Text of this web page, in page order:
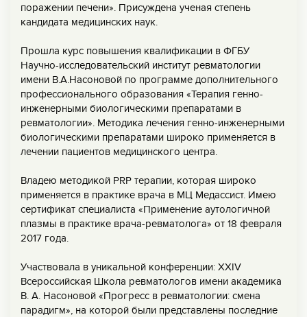
поражении печени». Присуждена ученая степень
кандидата медицинских наук.
Прошла курс повышения квалификации в ФГБУ
Научно-исследовательский институт ревматологии
имени В.А.Насоновой по программе дополнительного
профессионального образования «Терапия генно-
инженерными биологическими препаратами в
ревматологии». Методика лечения генно-инженерными
биологическими препаратами широко применяется в
лечении пациентов медицинского центра.
Владею методикой РRР терапии, которая широко
применяется в практике врача в МЦ Медассист. Имею
сертификат специалиста «Применение аутологичной
плазмы в практике врача-ревматолога» от 18 февраля
2017 года.
Участвовала в уникальной конференции: XXIV
Всероссийская Школа ревматологов имени академика
В. А. Насоновой «Прогресс в ревматологии: смена
парадигм», на которой были представлены последние